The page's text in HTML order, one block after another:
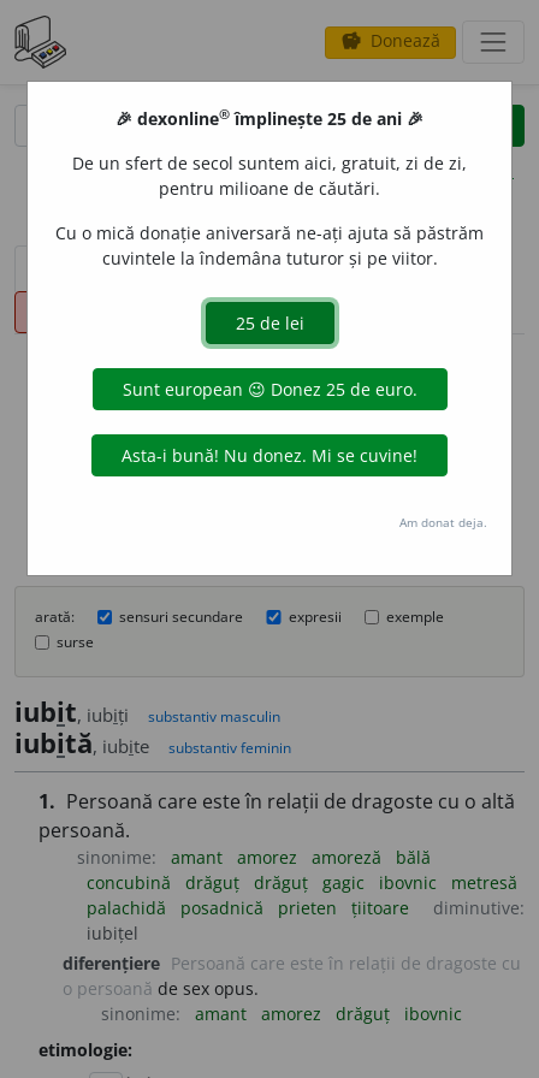
savings Donează
clear
opțiuni
sinteza definițiilor (1) definiții (11)
declinări
info
Aceste definiții sunt compilate de
echipa dexonline. Definițiile
originale se află pe filadefiniții.
Puteți reordona filele pe pagina de
arată: sensuri secundare expresii
exemple
surse
iubit, iubiți substantiv masculin
iubită, iubite substantiv feminin
1. Persoană care este în relații de dragoste cu o altă
persoană.
sinonime: amant amorez amoreză
bălă
concubină
drăguț drăguț gagic ibovnic
metresă
palachidă
posadnică prieten țiitoare
diminutive:
iubițel
diferențiere Persoană care este în relații de dragoste cu
o persoană de sex opus.
sinonime:
amant amorez drăguț
ibovnic
etimologie:
🎉 dexonline® împlinește 25 de ani 🎉
De un sfert de secol suntem aici, gratuit, zi de zi,
pentru milioane de căutări.
Cu o mică donație aniversară ne-ați ajuta să păstrăm
cuvintele la îndemâna tuturor și pe viitor.
Am donat deja.